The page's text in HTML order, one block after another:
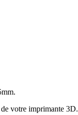
votre imprimante 3D.